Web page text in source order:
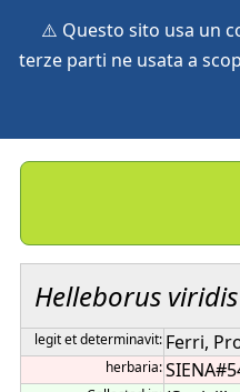
⚠️ Questo sito usa un
terze parti ne usata a
Helleborus viridis
legit et determinavit: Ferri,
herbaria: